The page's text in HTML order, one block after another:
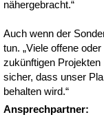
nähergebracht.“
Auch wenn der
tun. „Viele offene
zukünftigen Projekten
sicher, dass unser
behalten wird.“
Ansprechpartner: